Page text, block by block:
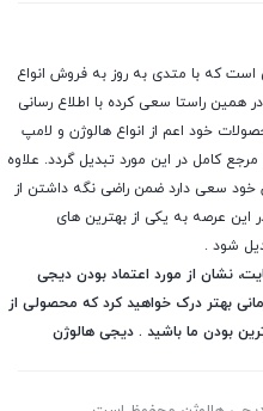
که با متدی به روز به فروش انواع
همین راستا سعی کرده با اطلاع رسانی
خود اعم از انواع هالوژن و لامپ
کامل در این مورد تبدیل گردد. علاوه
خود سعی دارد ضمن راضی نگه داشتن از
عرصه به یکی از بهترین های
شود .
نشان از مورد اعتماد بودن دیجی
بهتر درک خواهید کرد که محصولی از
بودن ما باشید . دیجی هالوژن